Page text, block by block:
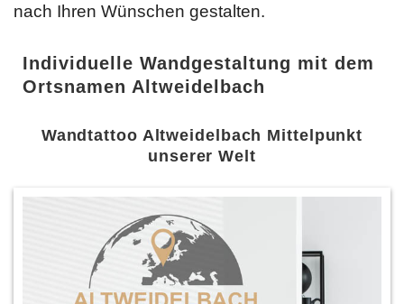
nach Ihren Wünschen gestalten.
Individuelle Wandgestaltung mit dem
Ortsnamen Altweidelbach
Wandtattoo Altweidelbach Mittelpunkt
unserer Welt